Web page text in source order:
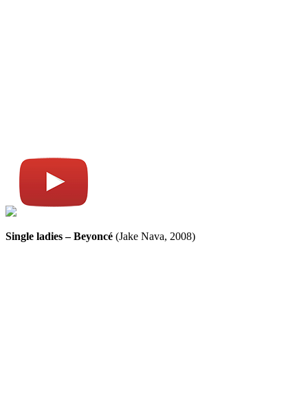
Single ladies – Beyoncé (Jake Nava, 2008)